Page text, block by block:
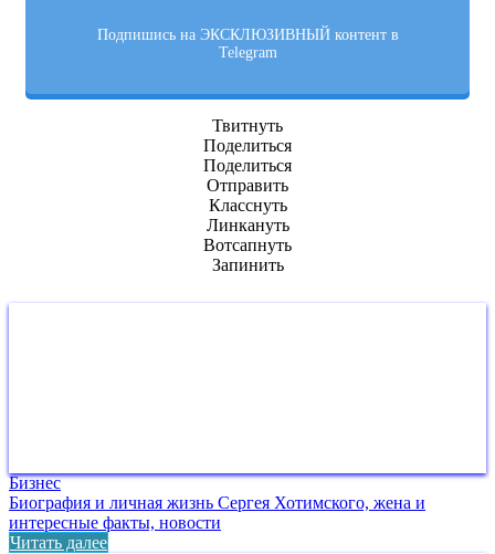
Подпишись на ЭКСКЛЮЗИВНЫЙ контент в
Telegram
Твитнуть
Поделиться
Поделиться
Отправить
Класснуть
Линкануть
Вотсапнуть
Запинить
Бизнес
Биография и личная жизнь Сергея Хотимского, жена и
интересные факты, новости
Читать далее